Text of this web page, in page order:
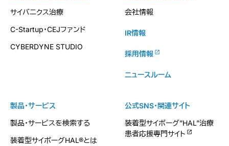
製品・サービス
製品・サービスを検索する
装着型サイボーグHAL®とは
サイバニクス治療
C-Startup・CEJファンド
CYBERDYNE STUDIO
会社情報
IR情報
採用情報
ニュースルーム
公式SNS・関連サイト
装着型サイボーグ”HAL”治療
患者応援専門サイト